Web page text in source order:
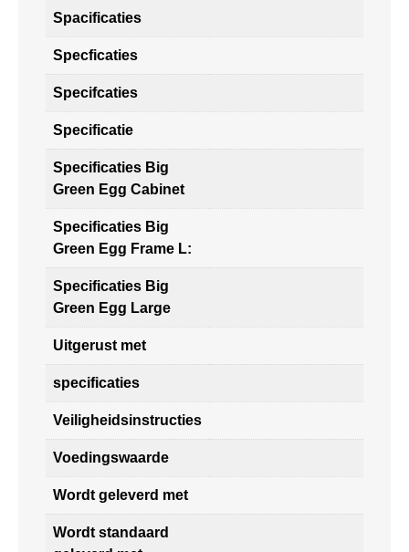
Spacificaties
Specficaties
Specifcaties
Specificatie
Specificaties Big
Green Egg Cabinet
Specificaties Big
Green Egg Frame L:
Specificaties Big
Green Egg Large
Uitgerust met
specificaties
Veiligheidsinstructies
Voedingswaarde
Wordt geleverd met
Wordt standaard